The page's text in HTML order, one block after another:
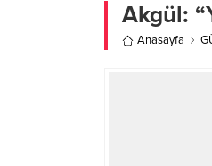
Akgül:
Anasayfa